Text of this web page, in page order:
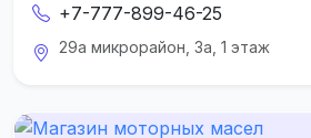
+7-777-899-46-25
29а микрорайон, 3а, 1 этаж